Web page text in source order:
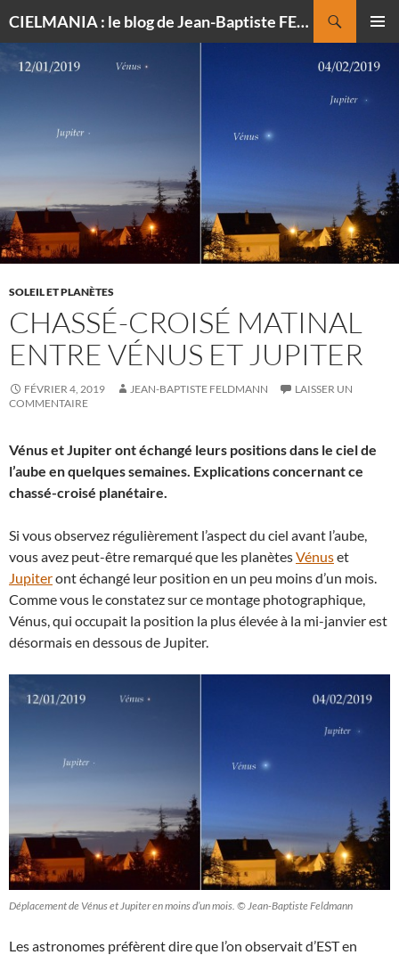
CIELMANIA : le blog de Jean-Baptiste FELDMANN, photographe du ciel
CONTENU
SOLEIL ET PLANÈTES
CHASSÉ-CROISÉ MATINAL
ENTRE VÉNUS ET JUPITER
FÉVRIER 4, 2019 JEAN-BAPTISTE FELDMANN
LAISSER UN
COMMENTAIRE
Vénus et Jupiter ont échangé leurs positions dans le ciel de
l’aube en quelques semaines. Explications concernant ce
chassé-croisé planétaire.
Si vous observez régulièrement l’aspect du ciel avant l’aube,
vous avez peut-être remarqué que les planètesVénuset
Jupiteront échangé leur position en un peu moins d’un mois.
Comme vous le constatez sur ce montage photographique,
Vénus, qui occupait la position la plus élevée à la mi-janvier est
désormais en dessous de Jupiter.
Déplacement de Vénus et Jupiter en moins d’un mois. © Jean-Baptiste Feldmann
Les astronomes préfèrent dire que l’on observait d’EST en